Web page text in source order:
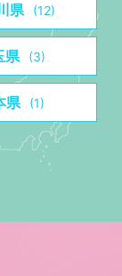
県 (12)
県 (3)
県 (1)